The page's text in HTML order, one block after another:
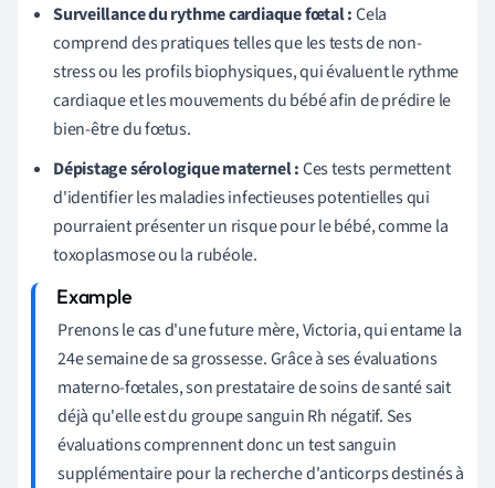
Surveillance du rythme cardiaque fœtal :Cela
comprend des pratiques telles que les tests de non-
stress ou les profils biophysiques, qui évaluent le rythme
cardiaque et les mouvements du bébé afin de prédire le
bien-être du fœtus.
Dépistage sérologique maternel :Ces tests permettent
d'identifier les maladies infectieuses potentielles qui
pourraient présenter un risque pour le bébé, comme la
toxoplasmose ou la rubéole.
Prenons le cas d'une future mère, Victoria, qui entame la
24e semaine de sa grossesse. Grâce à ses évaluations
materno-fœtales, son prestataire de soins de santé sait
déjà qu'elle est du groupe sanguin Rh négatif. Ses
évaluations comprennent donc un test sanguin
supplémentaire pour la recherche d'anticorps destinés à